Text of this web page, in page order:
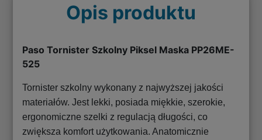
Opis produktu
Paso Tornister Szkolny Piksel Maska PP26ME-
525
Tornister szkolny wykonany z najwyższej jakości
materiałów. Jest lekki, posiada miękkie, szerokie,
ergonomiczne szelki z regulacją długości, co
zwiększa komfort użytkowania. Anatomicznie